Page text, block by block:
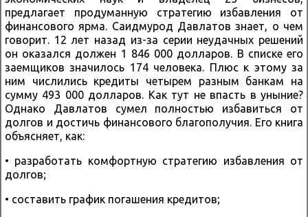
предлагает продуманную стратегию избавления от
финансового ярма. Саидмурод Давлатов знает, о чем
говорит. 12 лет назад из-за серии неудачных решений
он оказался должен 1 846 000 долларов. В списке его
заемщиков значилось 174 человека. Плюс к этому за
ним числились кредиты четырем разным банкам на
сумму 493 000 долларов. Как тут не впасть в уныние?
Однако Давлатов сумел полностью избавиться от
долгов и достичь финансового благополучия. Его книга
объясняет, как:
• разработать комфортную стратегию избавления от
долгов;
• составить график погашения кредитов;